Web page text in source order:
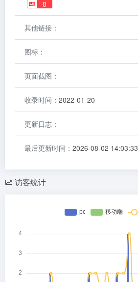
0
其他链接：
图标：
页面截图：
收录时间： 2022-01-20
更新日志：
最后更新时间： 2026-08-02 14:03:33
访客统计